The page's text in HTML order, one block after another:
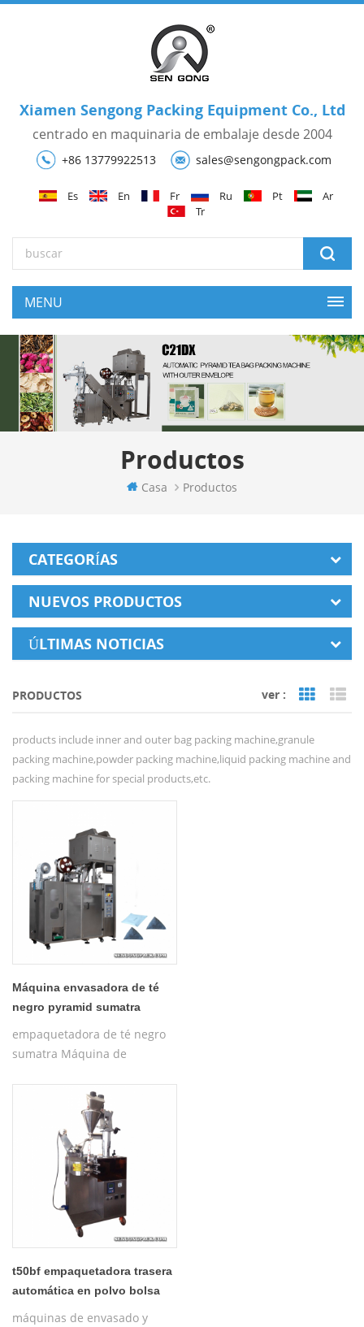
Xiamen Sengong Packing Equipment Co., Ltd
centrado en maquinaria de embalaje desde 2004
+86 13779922513 sales@sengongpack.com
Es En Fr Ru Pt
Ar
Tr
Productos
Casa Productos
CATEGORÍAS
NUEVOS PRODUCTOS
ÚLTIMAS NOTICIAS
PRODUCTOS ver : Grid
products include inner and outer bag packing machine,granule
packing machine,powder packing machine,liquid packing machine and
packing machine for special products,etc.
Máquina envasadora de té
negro pyramid sumatra
empaquetadora de té negro
sumatra Máquina de
piramidales de té negro ,
Empaquetadora de la bolsita
de té de Java de la fibra de
maíz Empaquetado de la
bolsita de té de la pirámide
del ï¼Œ
t50bf empaquetadora trasera
automática en polvo bolsa
de polvo
máquinas de envasado y